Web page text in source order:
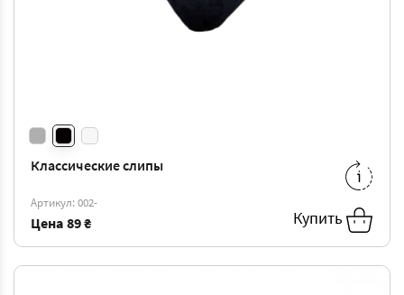
Классические слипы
Артикул: 002-
Цена 89 ₴ Купить
L